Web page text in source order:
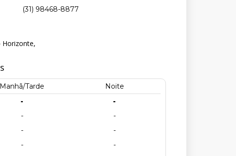
(31) 98468-8877
Horizonte,
Manhã/Tarde
Noite
-
-
-
-
-
-
-
-